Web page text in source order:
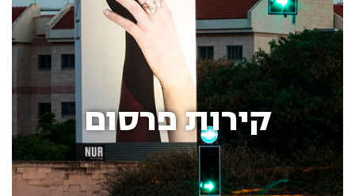
קירות פרסום